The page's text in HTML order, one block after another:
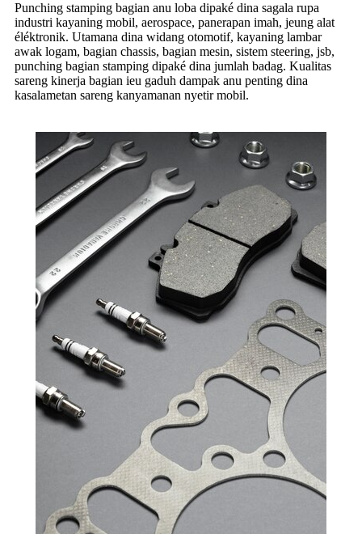
Punching stamping bagian anu loba dipaké dina sagala rupa
industri kayaning mobil, aerospace, panerapan imah, jeung alat
éléktronik. Utamana dina widang otomotif, kayaning lambar
awak logam, bagian chassis, bagian mesin, sistem steering, jsb,
punching bagian stamping dipaké dina jumlah badag. Kualitas
sareng kinerja bagian ieu gaduh dampak anu penting dina
kasalametan sareng kanyamanan nyetir mobil.